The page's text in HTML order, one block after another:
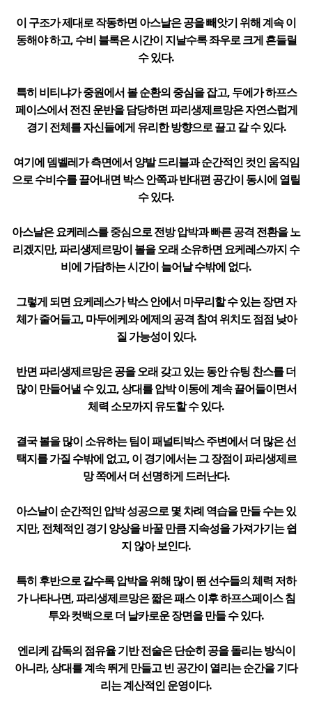
이 구조가 제대로 작동하면 아스날은 공을 빼앗기 위해 계속 이
동해야 하고, 수비 블록은 시간이 지날수록 좌우로 크게 흔들릴
수 있다.
특히 비티냐가 중원에서 볼 순환의 중심을 잡고, 두에가 하프스
페이스에서 전진 운반을 담당하면 파리생제르망은 자연스럽게
경기 전체를 자신들에게 유리한 방향으로 끌고 갈 수 있다.
여기에 뎀벨레가 측면에서 양발 드리블과 순간적인 컷인 움직임
으로 수비수를 끌어내면 박스 안쪽과 반대편 공간이 동시에 열릴
수 있다.
아스날은 요케레스를 중심으로 전방 압박과 빠른 공격 전환을 노
리겠지만, 파리생제르망이 볼을 오래 소유하면 요케레스까지 수
비에 가담하는 시간이 늘어날 수밖에 없다.
그렇게 되면 요케레스가 박스 안에서 마무리할 수 있는 장면 자
체가 줄어들고, 마두에케와 에제의 공격 참여 위치도 점점 낮아
질 가능성이 있다.
반면 파리생제르망은 공을 오래 갖고 있는 동안 슈팅 찬스를 더
많이 만들어낼 수 있고, 상대를 압박 이동에 계속 끌어들이면서
체력 소모까지 유도할 수 있다.
결국 볼을 많이 소유하는 팀이 패널티박스 주변에서 더 많은 선
택지를 가질 수밖에 없고, 이 경기에서는 그 장점이 파리생제르
망 쪽에서 더 선명하게 드러난다.
아스날이 순간적인 압박 성공으로 몇 차례 역습을 만들 수는 있
지만, 전체적인 경기 양상을 바꿀 만큼 지속성을 가져가기는 쉽
지 않아 보인다.
특히 후반으로 갈수록 압박을 위해 많이 뛴 선수들의 체력 저하
가 나타나면, 파리생제르망은 짧은 패스 이후 하프스페이스 침
투와 컷백으로 더 날카로운 장면을 만들 수 있다.
엔리케 감독의 점유율 기반 전술은 단순히 공을 돌리는 방식이
아니라, 상대를 계속 뛰게 만들고 빈 공간이 열리는 순간을 기다
리는 계산적인 운영이다.